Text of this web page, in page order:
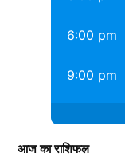
6:00 pm
9:00 pm
आज का राशिफल